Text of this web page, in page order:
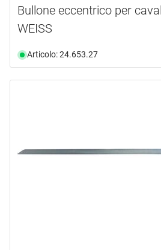
Bullone eccentrico per
WEISS
Articolo: 24.653.27